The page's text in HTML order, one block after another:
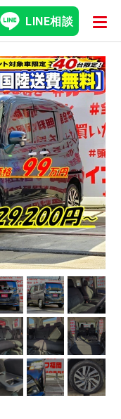
LINE相談